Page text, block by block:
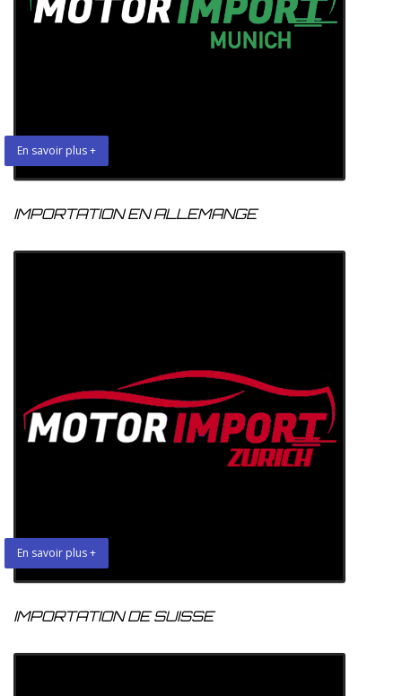
En savoir plus +
IMPORTATION EN ALLEMANGE
En savoir plus +
IMPORTATION DE SUISSE